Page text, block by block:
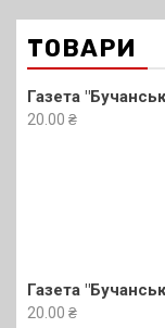
ТОВАРИ
Газета
20.00 ₴
Газета
20.00 ₴